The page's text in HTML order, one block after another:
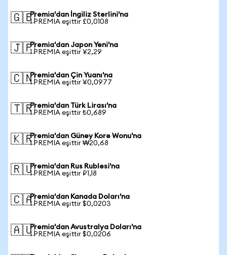
🇬🇧Premia'dan İngiliz Sterlini'na
1 PREMIA eşittir £0,0108
🇯🇵Premia'dan Japon Yeni'na
1 PREMIA eşittir ¥2,29
🇨🇳Premia'dan Çin Yuanı'na
1 PREMIA eşittir ¥0,0977
🇹🇷Premia'dan Türk Lirası'na
1 PREMIA eşittir ₺0,689
🇰🇷Premia'dan Güney Kore Wonu'na
1 PREMIA eşittir ₩20,68
🇷🇺Premia'dan Rus Rublesi'na
1 PREMIA eşittir ₽1,18
🇨🇦Premia'dan Kanada Doları'na
1 PREMIA eşittir $0,0203
🇦🇺Premia'dan Avustralya Doları'na
1 PREMIA eşittir $0,0206